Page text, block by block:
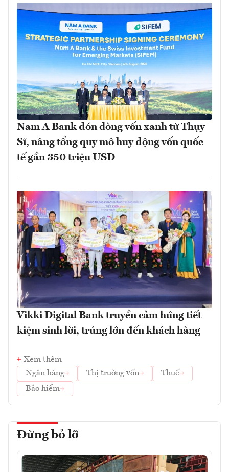
Nam A Bank đón dòng vốn xanh từ Thụy
Sĩ, nâng tổng quy mô huy động vốn quốc
tế gần 350 triệu USD
Vikki Digital Bank truyền cảm hứng tiết
kiệm sinh lời, trúng lớn đến khách hàng
Xem thêm
Ngân hàng
Thị trường vốn
Thuế
Bảo hiểm
Đừng bỏ lỡ